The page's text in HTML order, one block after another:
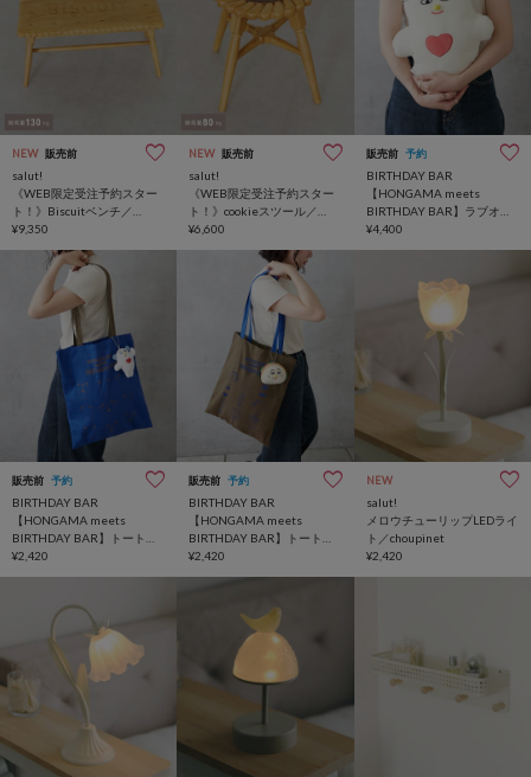
NEW 販売前
salut!
《WEB限定受注予約スター
ト！》Biscuitベンチ／
gâteau
¥9,350
NEW 販売前
salut!
《WEB限定受注予約スター
ト！》cookieスツール／
gâteau
¥6,600
販売前 予約
BIRTHDAY BAR
【HONGAMA meets
BIRTHDAY BAR】ラブオネ
クッション
¥4,400
販売前 予約
BIRTHDAY BAR
【HONGAMA meets
BIRTHDAY BAR】トートバ
ッグ
¥2,420
販売前 予約
BIRTHDAY BAR
【HONGAMA meets
BIRTHDAY BAR】トートバ
ッグ
¥2,420
NEW
salut!
メロウチューリップLEDライ
ト／choupinet
¥2,420